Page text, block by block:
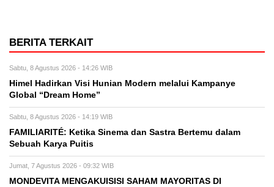
BERITA TERKAIT
Sabtu, 8 Agustus 2026 - 14:26 WIB
Himel Hadirkan Visi Hunian Modern melalui Kampanye
Global “Dream Home”
Sabtu, 8 Agustus 2026 - 14:19 WIB
FAMILIARITÉ: Ketika Sinema dan Sastra Bertemu dalam
Sebuah Karya Puitis
Jumat, 7 Agustus 2026 - 09:32 WIB
MONDEVITA MENGAKUISISI SAHAM MAYORITAS DI